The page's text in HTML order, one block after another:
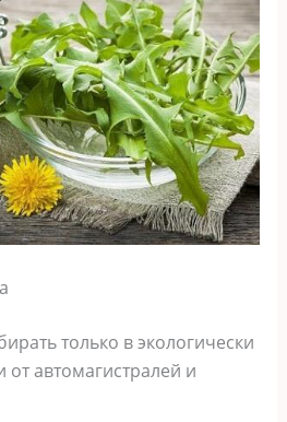
только в экологически
от автомагистралей и